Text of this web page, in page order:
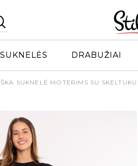
SUKNELĖS DRABUŽIAI
SUKNELĖ MOTERIMS SU